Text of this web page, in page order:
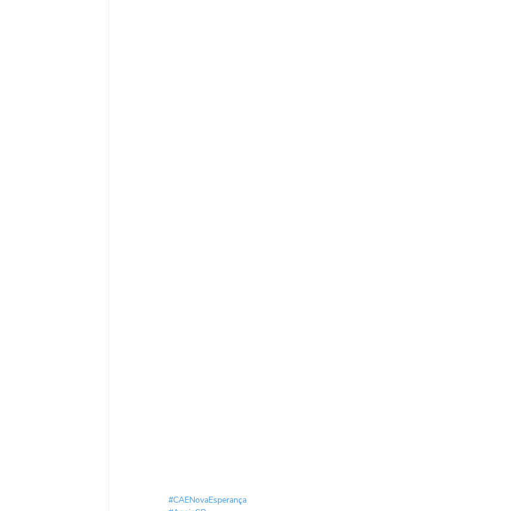
#CAENovaEsperança